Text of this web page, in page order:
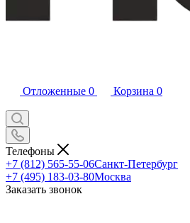
Отложенные 0 Корзина 0
Телефоны
+7 (812) 565-55-06Санкт-Петербург
+7 (495) 183-03-80Москва
Заказать звонок